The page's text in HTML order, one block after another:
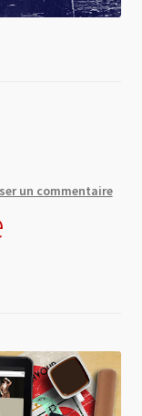
un commentaire